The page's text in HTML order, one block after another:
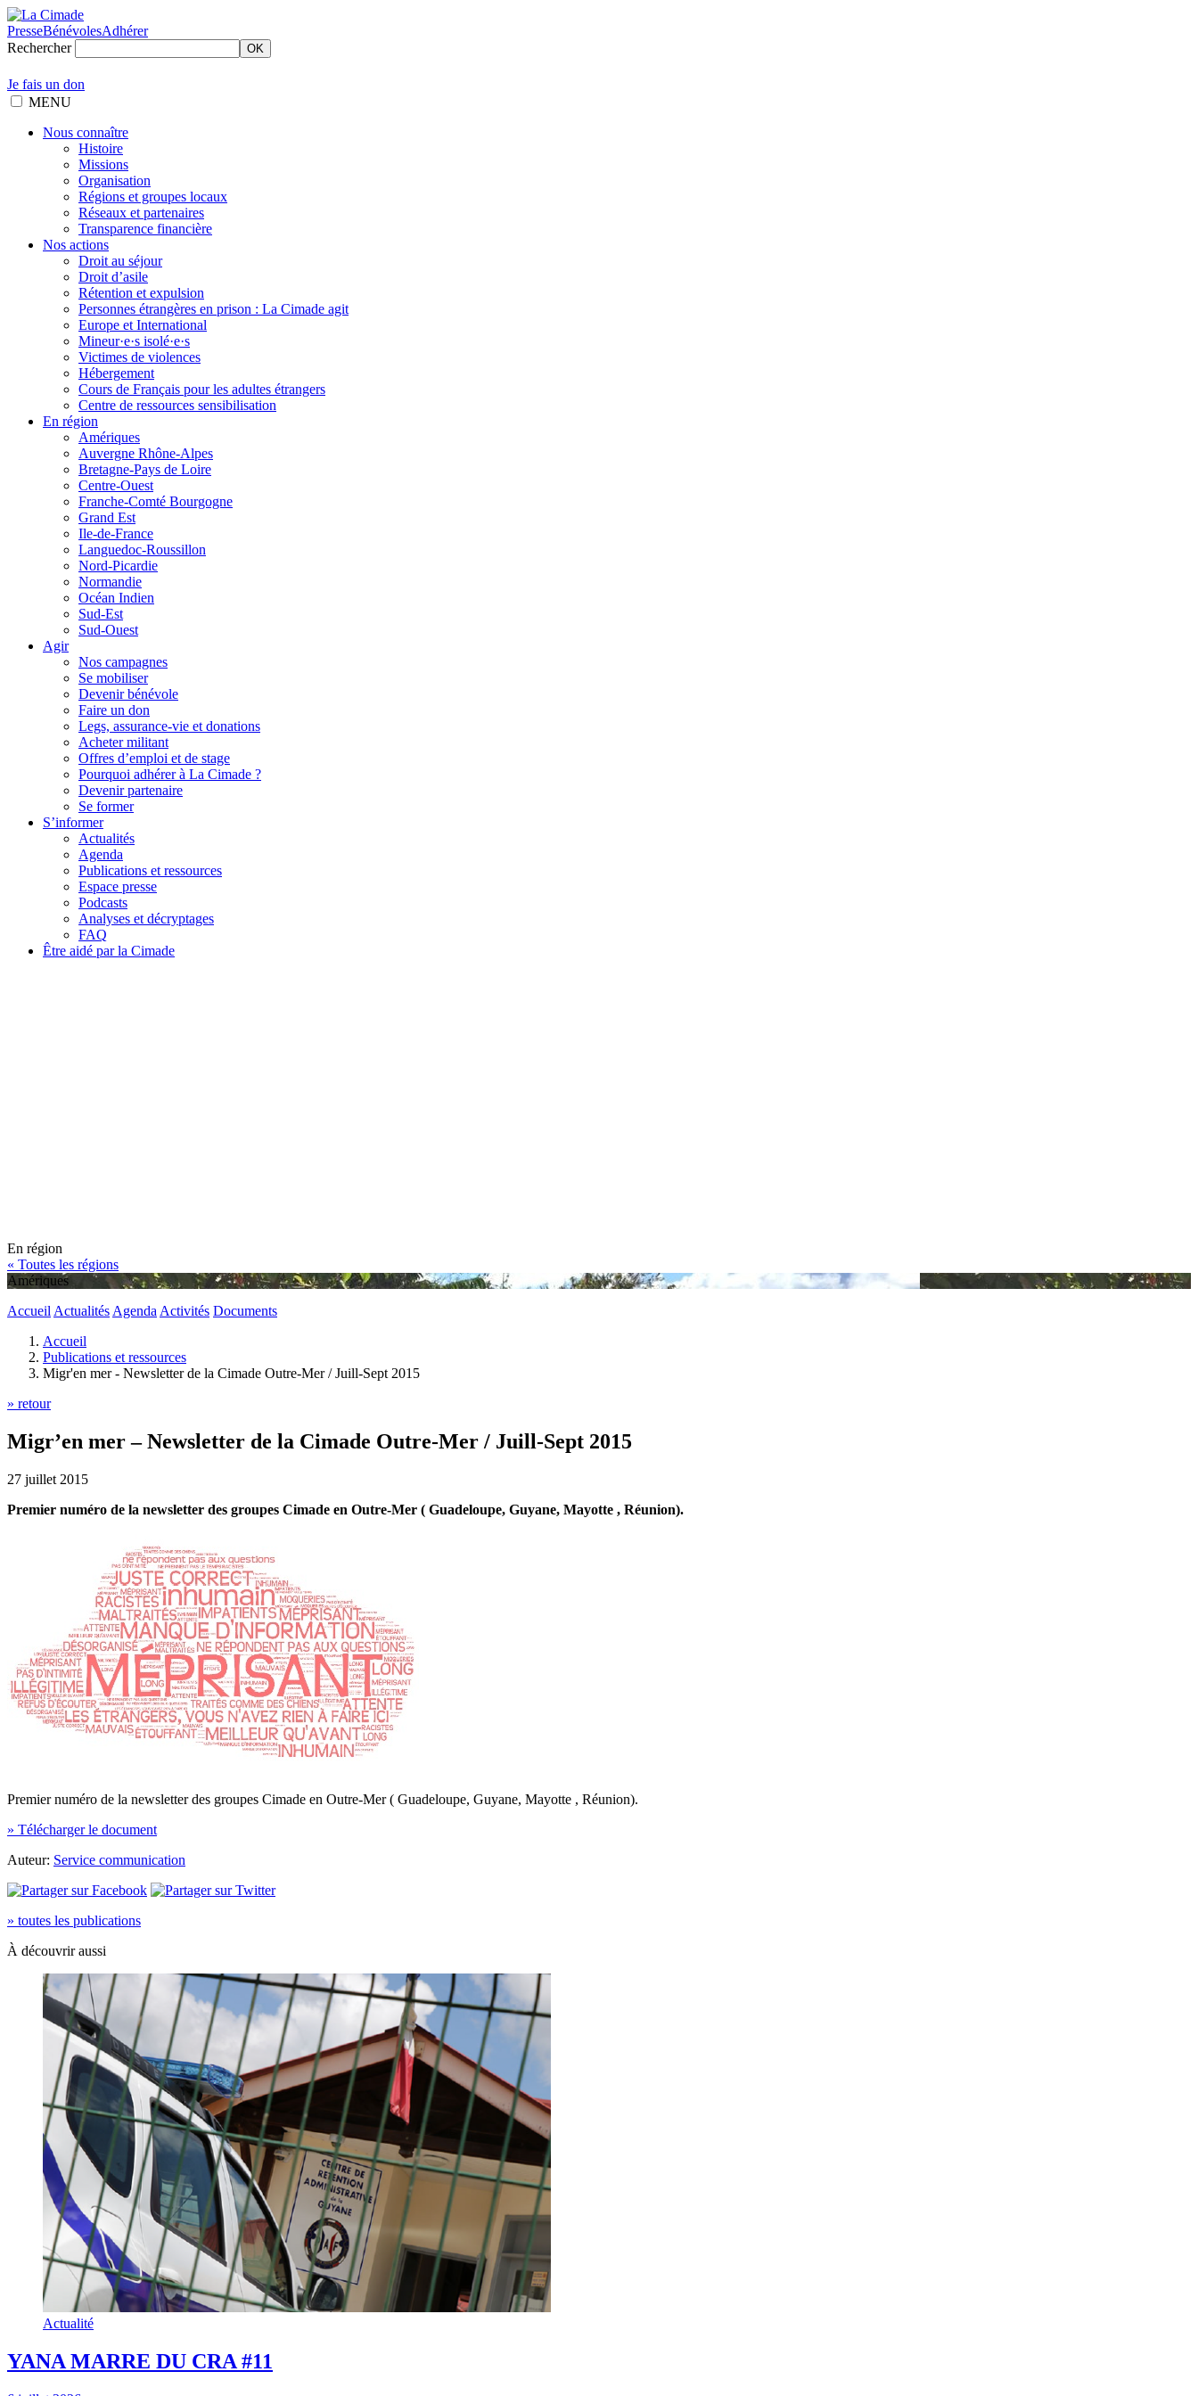
PresseBénévolesAdhérer
Rechercher
OK
Je fais un don
MENU
Nous connaître
Histoire
Missions
Organisation
Régions et groupes locaux
Réseaux et partenaires
Transparence financière
Nos actions
Droit au séjour
Droit d’asile
Rétention et expulsion
Personnes étrangères en prison : La Cimade agit
Europe et International
Mineur·e·s isolé·e·s
Victimes de violences
Hébergement
Cours de Français pour les adultes étrangers
Centre de ressources sensibilisation
En région
Amériques
Auvergne Rhône-Alpes
Bretagne-Pays de Loire
Centre-Ouest
Franche-Comté Bourgogne
Grand Est
Ile-de-France
Languedoc-Roussillon
Nord-Picardie
Normandie
Océan Indien
Sud-Est
Sud-Ouest
Agir
Nos campagnes
Se mobiliser
Devenir bénévole
Faire un don
Legs, assurance-vie et donations
Acheter militant
Offres d’emploi et de stage
Pourquoi adhérer à La Cimade ?
Devenir partenaire
Se former
S’informer
Actualités
Agenda
Publications et ressources
Espace presse
Podcasts
Analyses et décryptages
FAQ
Être aidé par la Cimade
En région
« Toutes les régions
Amériques
Accueil Actualités Agenda Activités Documents
Accueil
Publications et ressources
Migr'en mer - Newsletter de la Cimade Outre-Mer / Juill-Sept 2015
» retour
Migr’en mer – Newsletter de la Cimade Outre-Mer / Juill-Sept 2015
27 juillet 2015
Premier numéro de la newsletter des groupes Cimade en Outre-Mer ( Guadeloupe, Guyane, Mayotte , Réunion).
Premier numéro de la newsletter des groupes Cimade en Outre-Mer ( Guadeloupe, Guyane, Mayotte , Réunion).
» Télécharger le document
Auteur: Service communication
» toutes les publications
À découvrir aussi
Actualité
YANA MARRE DU CRA #11